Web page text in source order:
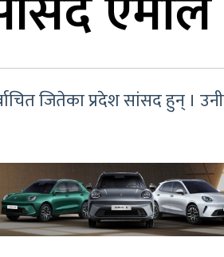
जितेका प्रदेश सांसद हुन् ।